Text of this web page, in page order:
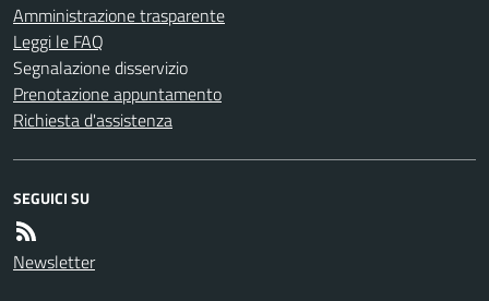
Amministrazione trasparente
Leggi le FAQ
Segnalazione disservizio
Prenotazione appuntamento
Richiesta d'assistenza
SEGUICI SU
Newsletter